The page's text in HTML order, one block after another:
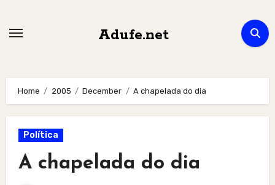
Adufe.net
Home 2005 December A chapelada do dia
Política
A chapelada do dia